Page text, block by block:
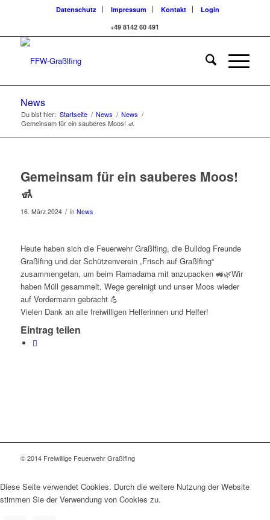
Datenschutz Impressum Kontakt
Login
+49 8142 60 491
News
Du bist hier: Startseite / News / News /
Gemeinsam für ein sauberes Moos! 🚮
Gemeinsam für ein sauberes Moos!
🚮
16. März 2024 / in News
Heute haben sich die Feuerwehr Graßlfing, die Bulldog Freunde
Graßlfing und der Schützenverein „Frisch auf Graßlfing“
zusammengetan, um beim Ramadama mit anzupacken 🚜🌿Wir
haben Müll gesammelt, Wege gereinigt und unser Moos wieder
auf Vordermann gebracht 💪
Vielen Dank an alle freiwilligen Helferinnen und Helfer!
Eintrag teilen
© 2014 Freiwillige Feuerwehr Graßlfing
Diese Seite verwendet Cookies. Durch die weitere Nutzung der Website
stimmen Sie der Verwendung von Cookies zu.